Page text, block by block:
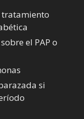
tratamiento
el PAP o
si